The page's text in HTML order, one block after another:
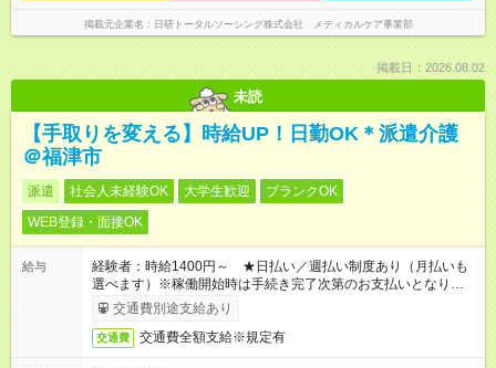
掲載元企業名 日研トータルソーシング株式会社 メディカルケア事業部
掲載日：2026.08.02
未読
【手取りを変える】時給UP！日勤OK＊派遣介護
＠福津市
派遣 社会人未経験OK 大学生歓迎
ブランクOK
WEB登録・面接OK
給与
経験者：時給1400円～ ★日払い／週払い制度あり（月払いも
選べます）※稼働開始時は手続き完了次第のお支払いとなりま
す。交通費別途支給あり
交通費 交通費全額支給※規定有